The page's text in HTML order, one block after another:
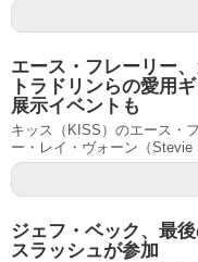
エース・フレーリー
トラドリンらの愛用
展示イベントも
キッス（KISS）のエース・
ー・レイ・ヴォーン（
ジェフ・ベック、最
スラッシュが参加